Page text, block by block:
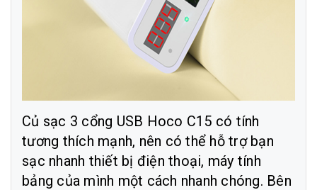
Củ sạc 3 cổng USB Hoco C15 có tính
tương thích mạnh, nên có thể hỗ trợ bạn
sạc nhanh thiết bị điện thoại, máy tính
bảng của mình một cách nhanh chóng. Bên